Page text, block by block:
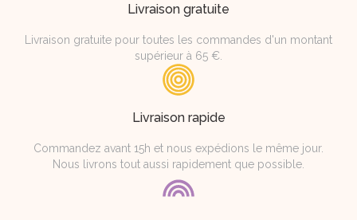
Livraison gratuite
Livraison gratuite pour toutes les commandes d'un montant
supérieur à 65 €.
Livraison rapide
Commandez avant 15h et nous expédions le même jour.
Nous livrons tout aussi rapidement que possible.